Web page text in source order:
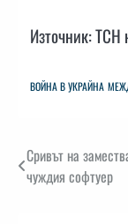
Източник: ТСН
ВОЙНА В УКРАЙНА
Навигация
Сривът на
чуждия софтуер